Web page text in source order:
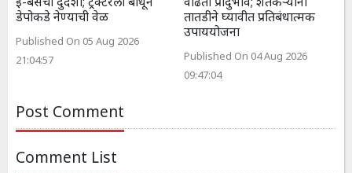
डेपोकडे नेण्याची वेळ
Published On 05 Aug 2026
21:04:57
तातडीने घ्यावीत प्रतिबंधात्मक
उपाययोजना
Published On 04 Aug 2026
09:47:04
Post Comment
Comment List